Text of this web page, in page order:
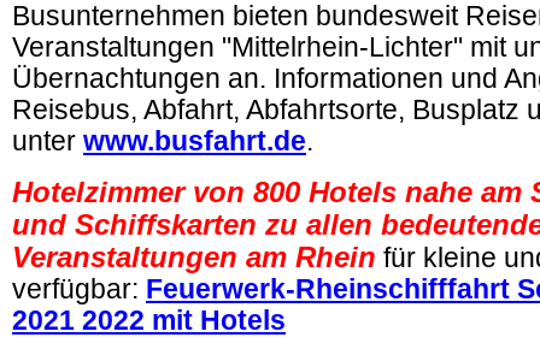
Busunternehmen bieten bundesweit
Veranstaltungen "Mittelrhein-Lichter" mit
Übernachtungen an. Informationen und
Reisebus, Abfahrt, Abfahrtsorte, Busplatz
unter www.busfahrt.de.
Hotelzimmer von 800 Hotels nahe am
und Schiffskarten zu allen
Veranstaltungen am Rhein für kleine
verfügbar: Feuerwerk-Rheinschifffahrt
2021 2022 mit Hotels